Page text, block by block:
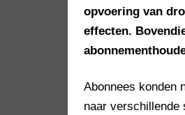
opvoering van
effecten.
Abonnees konden
naar verschillende